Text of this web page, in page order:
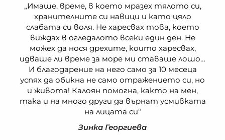
„Имаше, време, в което мразех тялото си,
хранителните си навици и като цяло
слабата си воля. Не харесвах това, което
виждах в огледалото всеки един ден. Не
можех да нося дрехите, които харесвах,
идваше ли време за море ми ставаше лошо…
И благодарение на него само за 10 месеца
успях да обикна не само отражението си, но
и живота! Калоян помогна, както на мен,
така и на много други да върнат усмивката
на лицата си“
Зинка Георгиева